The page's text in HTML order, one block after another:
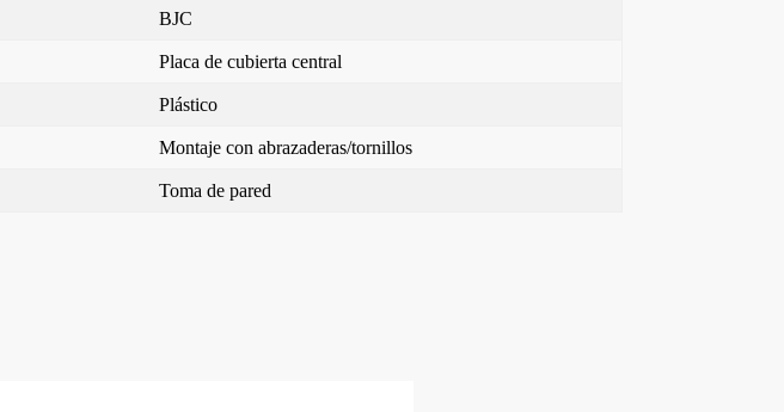
BJC
Placa de cubierta central
Plástico
Montaje con abrazaderas/tornillos
Toma de pared